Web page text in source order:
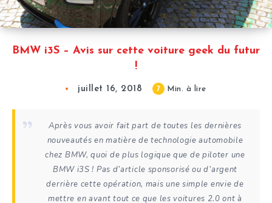
BMW i3S – Avis sur cette voiture geek du futur
!
juillet 16, 2018 7 Min. à lire
Après vous avoir fait part de toutes les dernières
nouveautés en matière de technologie automobile
chez BMW, quoi de plus logique que de piloter une
BMW i3S ! Pas d’article sponsorisé ou d’argent
derrière cette opération, mais une simple envie de
mettre en avant tout ce que les voitures 2.0 ont à